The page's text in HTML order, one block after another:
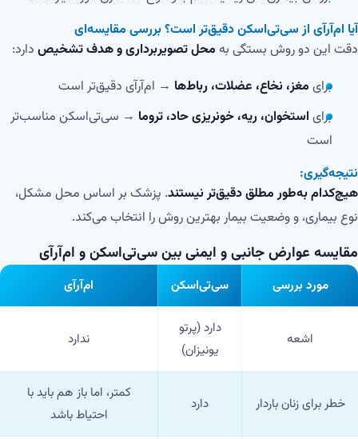
آیا ام‌آر‌آی از سی‌تی‌اسکن دقیق‌تر است؟ بررسی مقایسه‌ای
دقت این دو روش بستگی به محل تصویربرداری و هدف تشخیص دارد:
برای مغز، نخاع، عضلات، رباط‌ها → ام‌آر‌آی دقیق‌تر است
برای استخوان، ریه، خونریزی حاد، تروما → سی‌تی‌اسکن مناسب‌تر
است
نتیجه‌گیری:
هیچ‌کدام به‌طور مطلق دقیق‌تر نیستند. پزشک بر اساس محل مشکل،
نوع بیماری، و وضعیت بیمار بهترین روش را انتخاب می‌کند.
مقایسه عوارض جانبی و ایمنی بین سی‌تی‌اسکن و ام‌آر‌آی
مورد بررسی سی‌تی‌اسکن ام‌آر‌آی
اشعه
دارد (پرتو
یونیزان)
ندارد
خطر برای زنان باردار دارد
کمتر، اما باز هم باید با
احتیاط باشد